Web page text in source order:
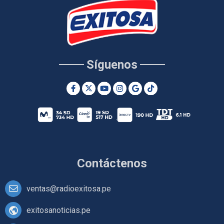
Contáctenos
ventas@radioexitosa.pe
exitosanoticias.pe
Síguenos